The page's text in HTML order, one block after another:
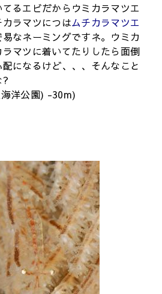
るエビだからウミカラマツエ
ラマツにつはムチカラマツエ
なネーミングですネ。ウミカ
マツに着いてたりしたら面倒
になるけど、、、そんなこと
?
洋公園) -30m)